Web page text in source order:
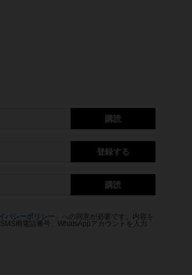
購読
登録する
購読
バシーポリシー 」への同意が必要です。内容を
用電話番号、WhatsAppアカウントを入力